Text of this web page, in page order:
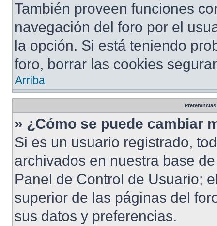
También proveen funciones
navegación del foro por el
la opción. Si está teniendo
foro, borrar las cookies
Arriba
» ¿Cómo se puede cambiar
Si es un usuario registrado,
archivados en nuestra base
Panel de Control de Usuario;
superior de las páginas del
sus datos y preferencias.